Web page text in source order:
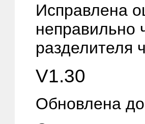
Исправлена
неправильно
разделителя
V1.30
Обновлена